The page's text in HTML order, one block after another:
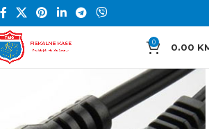
0 0.00